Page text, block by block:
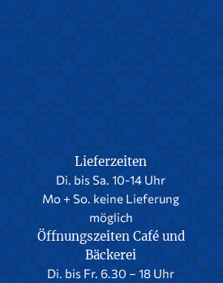
Lieferzeiten
Di. bis Sa. 10-14 Uhr
Mo + So. keine Lieferung
möglich
Öffnungszeiten Café und
Bäckerei
Di. bis Fr. 6.30 – 18 Uhr